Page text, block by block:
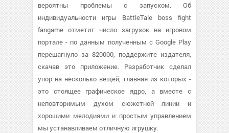
вероятны проблемы с запуском. Об
индивидуальности игры BattleTale boss fight
fangame отметит число загрузок на игровом
портале - по данным полученным с Google Play
перешагнуло за 820000, поддержите издателя,
скачав это приложение. Разработчик сделал
упор на несколько вещей, главная из которых -
это стоящее графическое ядро, а вместе с
неповторимым духом сюжетной линии и
хорошими мелодиями и простым управлением
мы устанавливаем отличную игрушку.